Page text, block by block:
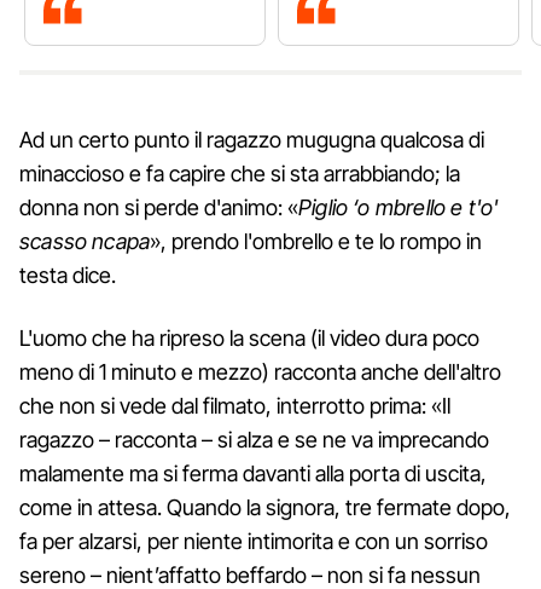
Ad un certo punto il ragazzo mugugna qualcosa di
minaccioso e fa capire che si sta arrabbiando; la
donna non si perde d'animo: «Piglio ‘o mbrello e t'o'
scasso ncapa», prendo l'ombrello e te lo rompo in
testa dice.
L'uomo che ha ripreso la scena (il video dura poco
meno di 1 minuto e mezzo) racconta anche dell'altro
che non si vede dal filmato, interrotto prima: «Il
ragazzo – racconta – si alza e se ne va imprecando
malamente ma si ferma davanti alla porta di uscita,
come in attesa. Quando la signora, tre fermate dopo,
fa per alzarsi, per niente intimorita e con un sorriso
sereno – nient’affatto beffardo – non si fa nessun